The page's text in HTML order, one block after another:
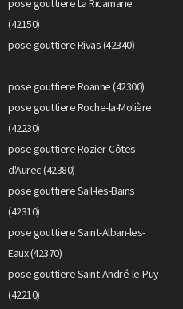
pose gouttiere La Ricamarie
(42150)
pose gouttiere Rivas (42340)
pose gouttiere Roanne (42300)
pose gouttiere Roche-la-Molière
(42230)
pose gouttiere Rozier-Côtes-
d'Aurec (42380)
pose gouttiere Sail-les-Bains
(42310)
pose gouttiere Saint-Alban-les-
Eaux (42370)
pose gouttiere Saint-André-le-Puy
(42210)